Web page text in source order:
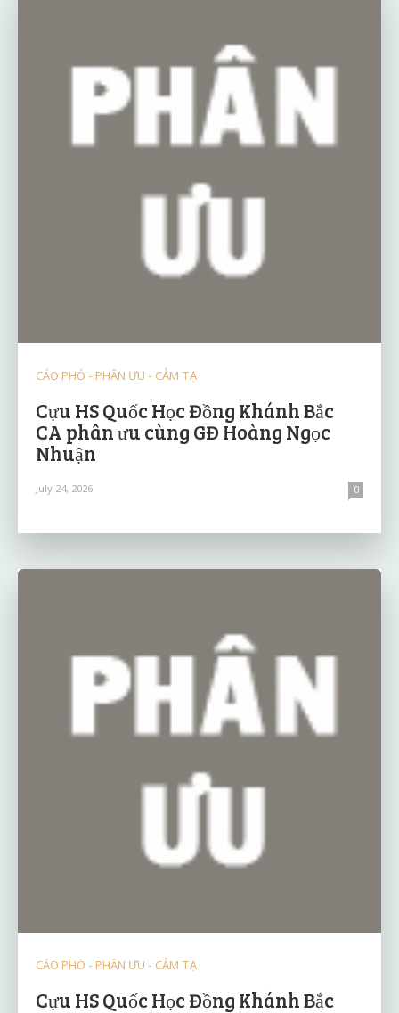
CÁO PHÓ - PHÂN ƯU - CẢM TẠ
Cựu HS Quốc Học Đồng Khánh Bắc
CA phân ưu cùng GĐ Hoàng Ngọc
Nhuận
July 24, 2026 0
CÁO PHÓ - PHÂN ƯU - CẢM TẠ
Cựu HS Quốc Học Đồng Khánh Bắc